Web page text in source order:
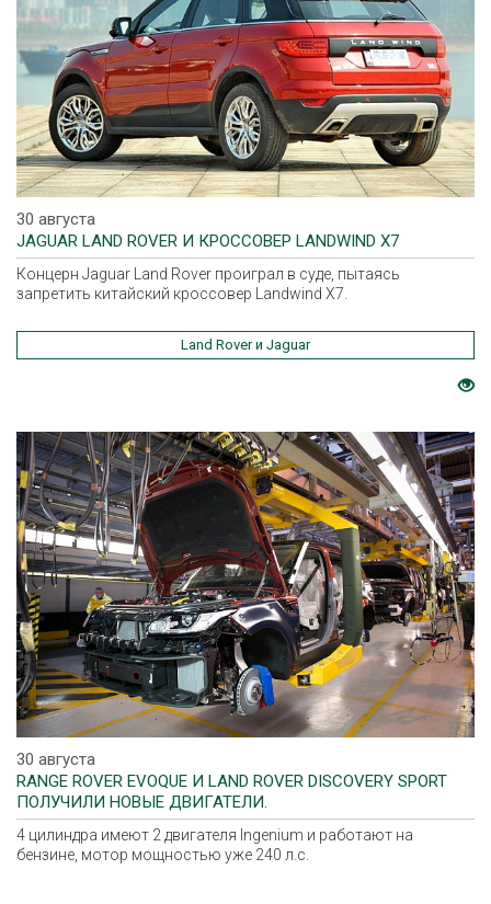
30 августа
JAGUAR LAND ROVER И КРОССОВЕР LANDWIND X7
Концерн Jaguar Land Rover проиграл в суде, пытаясь
запретить китайский кроссовер Landwind X7.
Land Rover и Jaguar
30 августа
RANGE ROVER EVOQUE И LAND ROVER DISCOVERY SPORT
ПОЛУЧИЛИ НОВЫЕ ДВИГАТЕЛИ.
4 цилиндра имеют 2 двигателя Ingenium и работают на
бензине, мотор мощностью уже 240 л.с.